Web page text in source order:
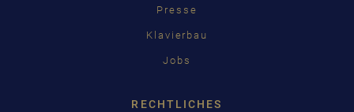
Presse
Klavierbau
Jobs
RECHTLICHES